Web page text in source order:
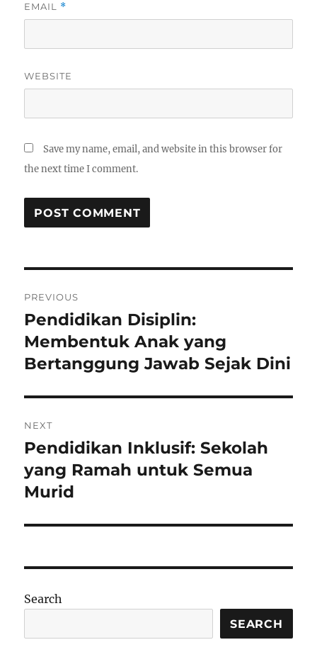
EMAIL *
WEBSITE
Save my name, email, and website in this browser for
the next time I comment.
navigation
PREVIOUS
Previous
post:
Pendidikan Disiplin:
Membentuk Anak yang
Bertanggung Jawab Sejak Dini
NEXT
Next
post:
Pendidikan Inklusif: Sekolah
yang Ramah untuk Semua
Murid
Search
SEARCH